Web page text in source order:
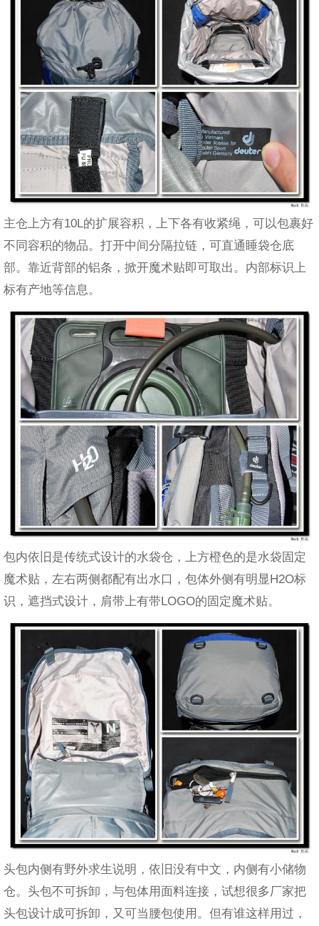
主仓上方有10L的扩展容积，上下各有收紧绳，可以包裹好
不同容积的物品。打开中间分隔拉链，可直通睡袋仓底
部。靠近背部的铝条，掀开魔术贴即可取出。内部标识上
标有产地等信息。
包内依旧是传统式设计的水袋仓，上方橙色的是水袋固定
魔术贴，左右两侧都配有出水口，包体外侧有明显H2O标
识，遮挡式设计，肩带上有带LOGO的固定魔术贴。
头包内侧有野外求生说明，依旧没有中文，内侧有小储物
仓。头包不可拆卸，与包体用面料连接，试想很多厂家把
头包设计成可拆卸，又可当腰包使用。但有谁这样用过，